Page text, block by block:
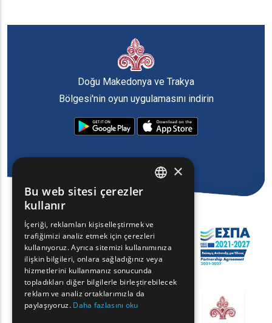
Doğu Makedonya ve Trakya
Bölgesi'nin oyun uygulamasını indirin
FRENCH
BULGARIAN
GERMAN
×
Bu web sitesi çerezler
kullanır
İçeriği, reklamları kişiselleştirmek ve
trafiğimizi analiz etmek için çerezleri
kullanıyoruz. Ayrıca sitemizi kullanımınıza
ilişkin bilgileri, onlara sağladığınız veya
hizmetlerini kullanmanız sonucunda
topladıkları diğer bilgilerle birleştirebilecek
reklam ve analiz ortaklarımızla da
paylaşıyoruz. Daha fazlasını oku